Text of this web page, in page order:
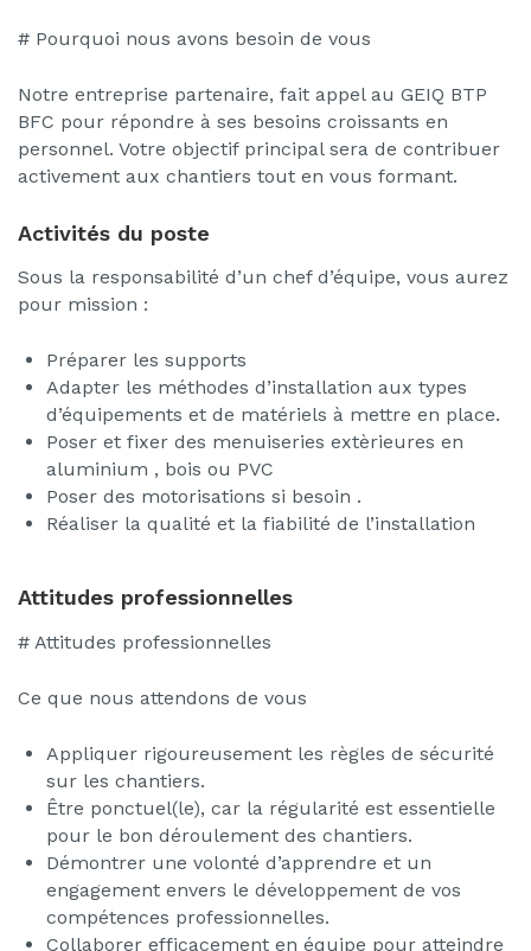
# Pourquoi nous avons besoin de vous
Notre entreprise partenaire, fait appel au GEIQ BTP
BFC pour répondre à ses besoins croissants en
personnel. Votre objectif principal sera de contribuer
activement aux chantiers tout en vous formant.
Activités du poste
Sous la responsabilité d’un chef d’équipe, vous aurez
pour mission :
Préparer les supports
Adapter les méthodes d’installation aux types
d’équipements et de matériels à mettre en place.
Poser et fixer des menuiseries extèrieures en
aluminium , bois ou PVC
Poser des motorisations si besoin .
Réaliser la qualité et la fiabilité de l’installation
Attitudes professionnelles
# Attitudes professionnelles
Ce que nous attendons de vous
Appliquer rigoureusement les règles de sécurité
sur les chantiers.
Être ponctuel(le), car la régularité est essentielle
pour le bon déroulement des chantiers.
Démontrer une volonté d’apprendre et un
engagement envers le développement de vos
compétences professionnelles.
Collaborer efficacement en équipe pour atteindre